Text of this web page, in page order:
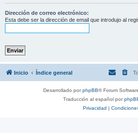
Dirección de correo electrónico:
Esta debe ser la dirección de email que introdujo al
Inicio Índice general
Desarrollado porphpBB® Forum
Traducción al español por
Privacidad |